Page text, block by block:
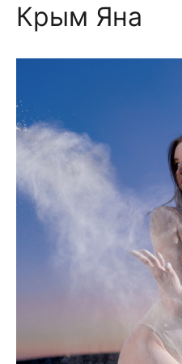
Крым Яна